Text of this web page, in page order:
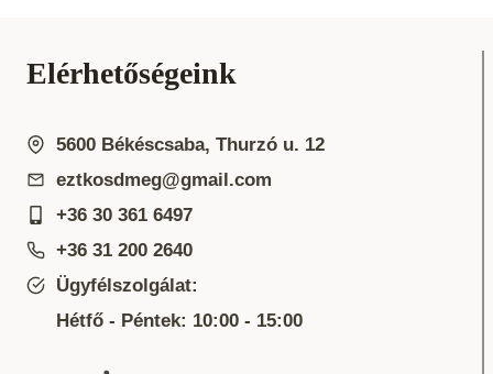
Elérhetőségeink
5600 Békéscsaba, Thurzó u. 12
eztkosdmeg@gmail.com
+36 30 361 6497
+36 31 200 2640
Ügyfélszolgálat:
Hétfő - Péntek: 10:00 - 15:00